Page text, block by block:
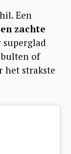
Een
zachte
of
het strakste